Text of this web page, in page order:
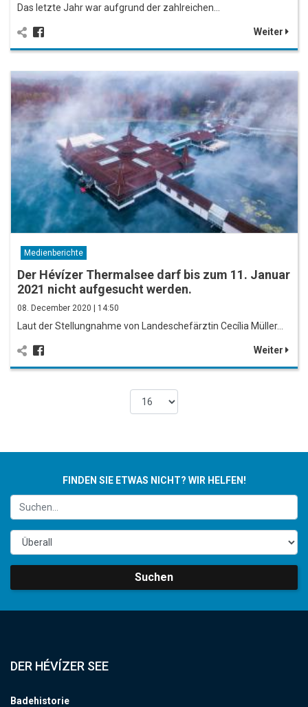
Das letzte Jahr war aufgrund der zahlreichen…
Weiter
Medienberichte
Der Hévízer Thermalsee darf bis zum 11. Januar
2021 nicht aufgesucht werden.
08. December 2020 | 14:50
Laut der Stellungnahme von Landeschefärztin Cecília Müller…
Weiter
FINDEN SIE ETWAS NICHT? WIR HELFEN!
Suchen
DER HÉVÍZER SEE
Badehistorie